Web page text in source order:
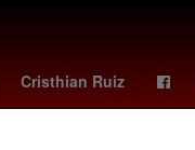
Cristhian Ruiz
China